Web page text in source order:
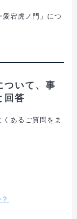
宕虎ノ門」につ
ついて、事
回答
あるご質問をま